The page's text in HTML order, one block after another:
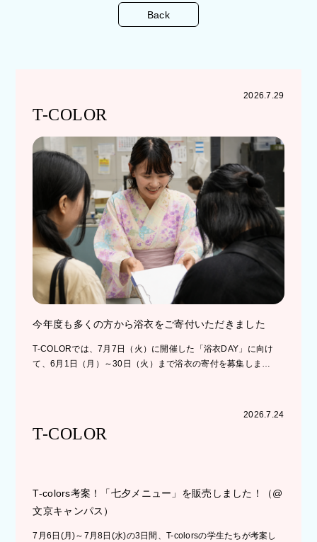
Back
2026.7.29
T-COLOR
今年度も多くの方から浴衣をご寄付いただきました
T-COLORでは、7月7日（火）に開催した「浴衣DAY」に向け
て、6月1日（月）～30日（火）まで浴衣の寄付を募集しま…
2026.7.24
T-COLOR
T-colors考案！「七夕メニュー」を販売しました！（@
文京キャンパス）
7月6日(月)～7月8日(水)の3日間、T-colorsの学生たちが考案し